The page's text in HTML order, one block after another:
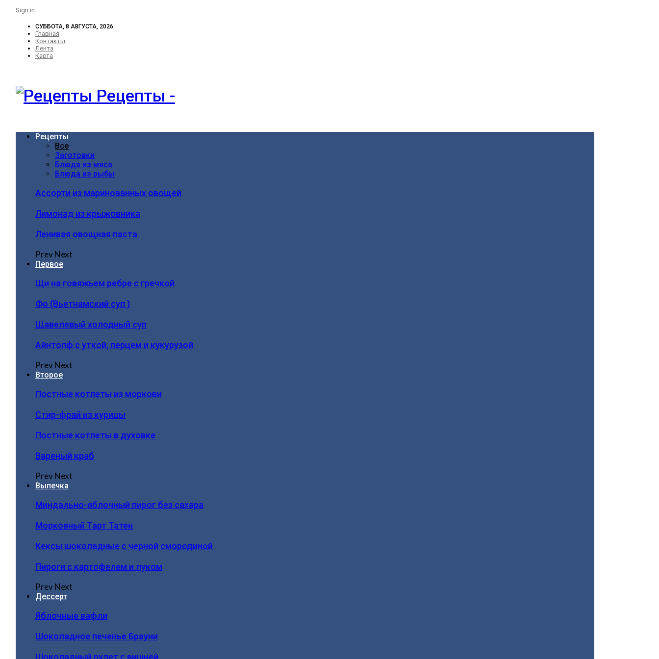
Sign in
СУББОТА, 8 АВГУСТА, 2026
Главная
Контакты
Лента
Карта
Рецепты -
Рецепты
Все
Заготовки
Блюда из мяса
Блюда из рыбы
Ассорти из маринованных овощей
Лимонад из крыжовника
Ленивая овощная паста
PrevNext
Первое
Щи на говяжьем ребре с гречкой
Фо (Вьетнамский суп )
Щавелевый холодный суп
Айнтопф с уткой, перцем и кукурузой
PrevNext
Второе
Постные котлеты из моркови
Стир-фрай из курицы
Постные котлеты в духовке
Вареный краб
PrevNext
Выпечка
Миндально-яблочный пирог без сахара
Морковный Тарт Татен
Кексы шоколадные с черной смородиной
Пироги c картофелем и луком
PrevNext
Дессерт
Яблочные вафли
Шоколадное печенье Брауни
Шоколадный рулет с вишней